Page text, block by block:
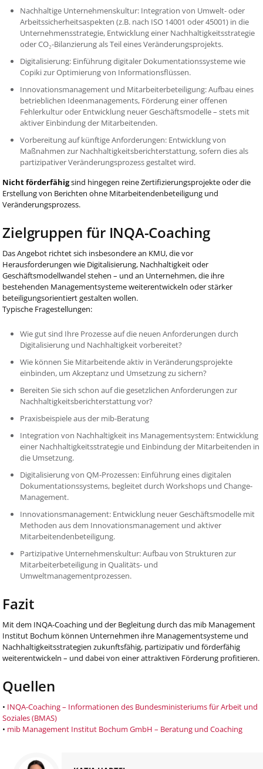
Nachhaltige Unternehmenskultur: Integration von Umwelt- oder
Arbeitssicherheitsaspekten (z.B. nach ISO 14001 oder 45001) in die
Unternehmensstrategie, Entwicklung einer Nachhaltigkeitsstrategie
oder CO₂-Bilanzierung als Teil eines Veränderungsprojekts.
Digitalisierung: Einführung digitaler Dokumentationssysteme wie
Copiki zur Optimierung von Informationsflüssen.
Innovationsmanagement und Mitarbeiterbeteiligung: Aufbau eines
betrieblichen Ideenmanagements, Förderung einer offenen
Fehlerkultur oder Entwicklung neuer Geschäftsmodelle – stets mit
aktiver Einbindung der Mitarbeitenden.
Vorbereitung auf künftige Anforderungen: Entwicklung von
Maßnahmen zur Nachhaltigkeitsberichterstattung, sofern dies als
partizipativer Veränderungsprozess gestaltet wird.
Nicht förderfähigsind hingegen reine Zertifizierungsprojekte oder die
Erstellung von Berichten ohne Mitarbeitendenbeteiligung und
Veränderungsprozess.
Zielgruppen für INQA-Coaching
Das Angebot richtet sich insbesondere an KMU, die vor
Herausforderungen wie Digitalisierung, Nachhaltigkeit oder
Geschäftsmodellwandel stehen – und an Unternehmen, die ihre
bestehenden Managementsysteme weiterentwickeln oder stärker
beteiligungsorientiert gestalten wollen.
Typische Fragestellungen:
Wie gut sind Ihre Prozesse auf die neuen Anforderungen durch
Digitalisierung und Nachhaltigkeit vorbereitet?
Wie können Sie Mitarbeitende aktiv in Veränderungsprojekte
einbinden, um Akzeptanz und Umsetzung zu sichern?
Bereiten Sie sich schon auf die gesetzlichen Anforderungen zur
Nachhaltigkeitsberichterstattung vor?
Praxisbeispiele aus der mib-Beratung
Integration von Nachhaltigkeit ins Managementsystem: Entwicklung
einer Nachhaltigkeitsstrategie und Einbindung der Mitarbeitenden in
die Umsetzung.
Digitalisierung von QM-Prozessen: Einführung eines digitalen
Dokumentationssystems, begleitet durch Workshops und Change-
Management.
Innovationsmanagement: Entwicklung neuer Geschäftsmodelle mit
Methoden aus dem Innovationsmanagement und aktiver
Mitarbeitendenbeteiligung.
Partizipative Unternehmenskultur: Aufbau von Strukturen zur
Mitarbeiterbeteiligung in Qualitäts- und
Umweltmanagementprozessen.
Fazit
Mit dem INQA-Coaching und der Begleitung durch das mib Management
Institut Bochum können Unternehmen ihre Managementsysteme und
Nachhaltigkeitsstrategien zukunftsfähig, partizipativ und förderfähig
weiterentwickeln – und dabei von einer attraktiven Förderung profitieren.
Quellen
• INQA-Coaching – Informationen des Bundesministeriums für Arbeit und
Soziales (BMAS)
• mib Management Institut Bochum GmbH – Beratung und Coaching